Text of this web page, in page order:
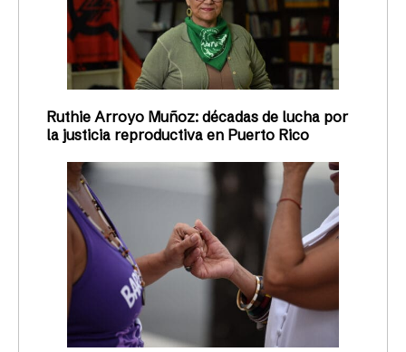
Ruthie Arroyo Muñoz: décadas de lucha por
la justicia reproductiva en Puerto Rico